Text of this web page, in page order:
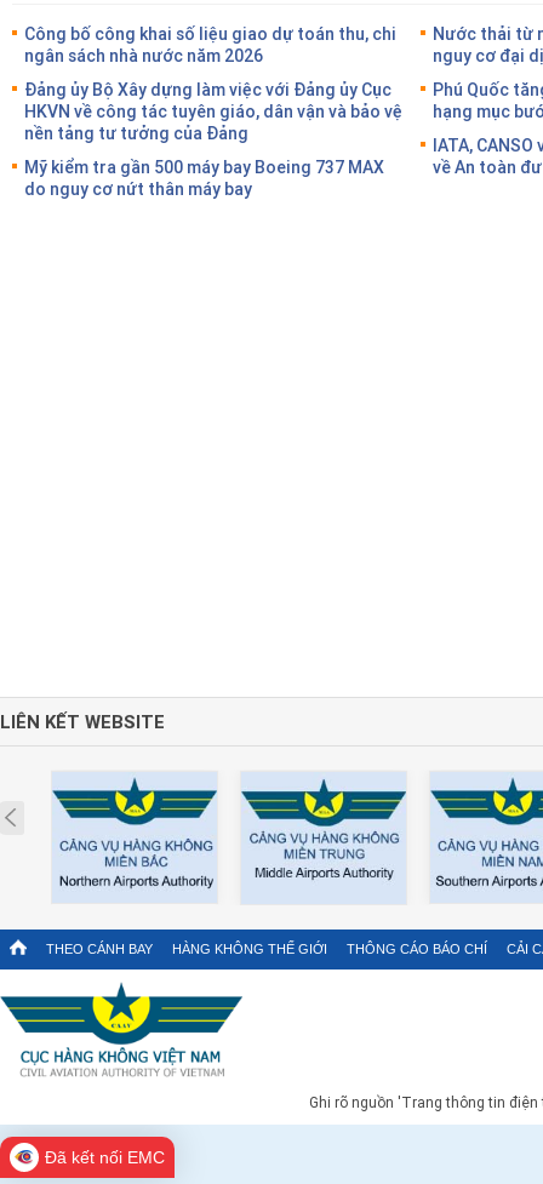
Công bố công khai số liệu giao dự toán thu, chi
ngân sách nhà nước năm 2026
Đảng ủy Bộ Xây dựng làm việc với Đảng ủy Cục
HKVN về công tác tuyên giáo, dân vận và bảo vệ
nền tảng tư tưởng của Đảng
Mỹ kiểm tra gần 500 máy bay Boeing 737 MAX
do nguy cơ nứt thân máy bay
Nước thải từ
nguy cơ đại
Phú Quốc
hạng mục
IATA,
về An toàn
LIÊN KẾT WEBSITE
Prev
THEO CÁNH BAY HÀNG KHÔNG THẾ GIỚI THÔNG CÁO BÁO CHÍ CẢI
Ghi rõ nguồn 'Trang thông tin
Đã kết nối EMC